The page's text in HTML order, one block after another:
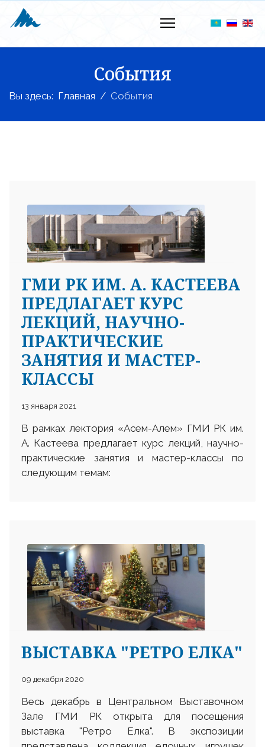
События
Вы здесь: Главная События
ГМИ РК ИМ. А. КАСТЕЕВА
ПРЕДЛАГАЕТ КУРС
ЛЕКЦИЙ, НАУЧНО-
ПРАКТИЧЕСКИЕ
ЗАНЯТИЯ И МАСТЕР-
КЛАССЫ
13 января 2021
В рамках лектория «Асем-Алем» ГМИ РК им.
А. Кастеева предлагает курс лекций, научно-
практические занятия и мастер-классы по
следующим темам:
ВЫСТАВКА "РЕТРО ЕЛКА"
09 декабря 2020
Весь декабрь в Центральном Выставочном
Зале ГМИ РК открыта для посещения
выставка "Ретро Елка". В экспозиции
23 97